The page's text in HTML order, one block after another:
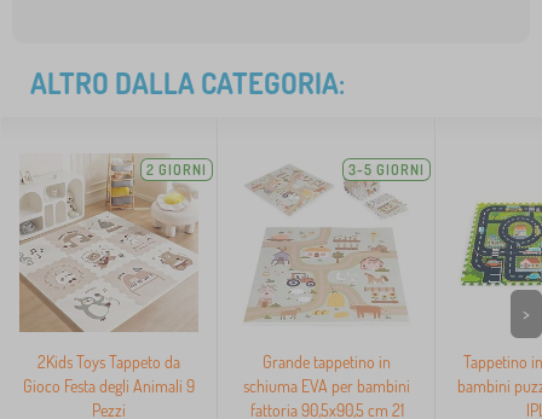
ALTRO DALLA CATEGORIA:
2 GIORNI
2Kids Toys Tappeto da
Gioco Festa degli Animali 9
Pezzi
3-5 GIORNI
Grande tappetino in
schiuma EVA per bambini
fattoria 90,5x90,5 cm 21
Tappetino
bambini
>